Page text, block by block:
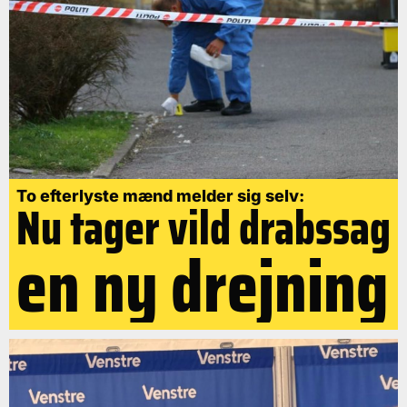
To efterlyste mænd melder sig selv:
Nu tager vild drabssag
en ny drejning